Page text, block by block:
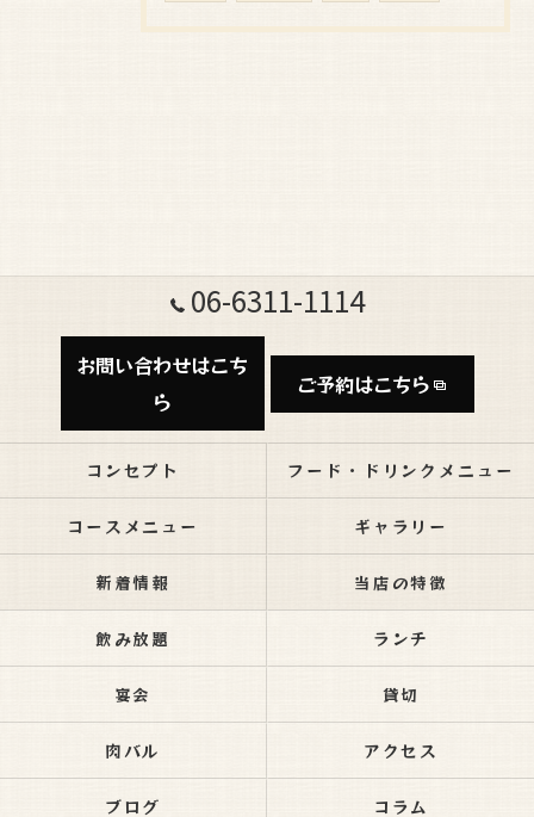
06-6311-1114
お問い合わせはこち
ら
ご予約はこちら
コンセプト フード・ドリンクメニュー
コースメニュー ギャラリー
新着情報 当店の特徴
飲み放題 ランチ
宴会 貸切
肉バル アクセス
ブログ コラム